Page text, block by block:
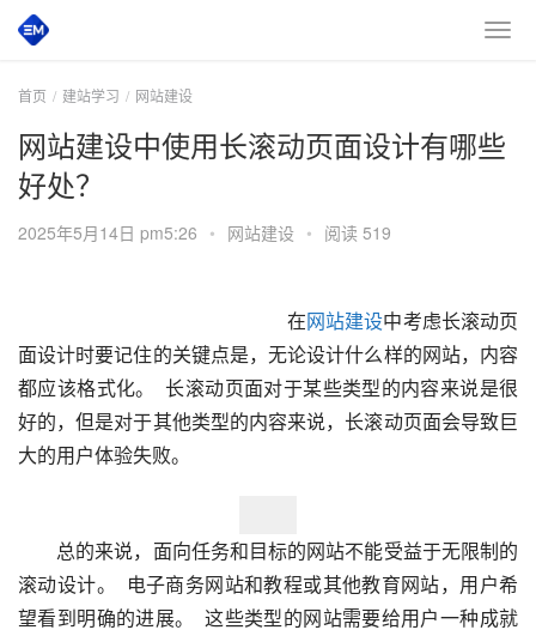
首页 建站学习 网站建设
网站建设中使用长滚动页面设计有哪些
好处？
2025年5月14日 pm5:26 • 网站建设 • 阅读 519
在网站建设中考虑长滚动页
面设计时要记住的关键点是，无论设计什么样的网站，内容
都应该格式化。  长滚动页面对于某些类型的内容来说是很
好的，但是对于其他类型的内容来说，长滚动页面会导致巨
大的用户体验失败。
总的来说，面向任务和目标的网站不能受益于无限制的
滚动设计。  电子商务网站和教程或其他教育网站，用户希
望看到明确的进展。  这些类型的网站需要给用户一种成就